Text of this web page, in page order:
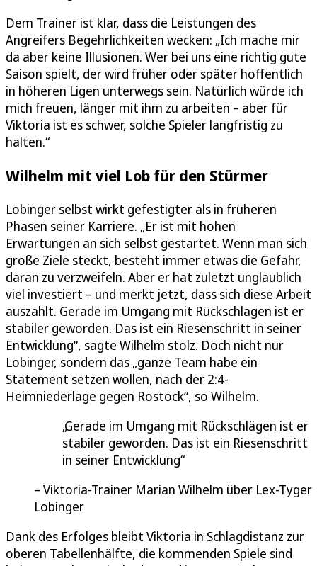
Dem Trainer ist klar, dass die Leistungen des
Angreifers Begehrlichkeiten wecken: „Ich mache mir
da aber keine Illusionen. Wer bei uns eine richtig gute
Saison spielt, der wird früher oder später hoffentlich
in höheren Ligen unterwegs sein. Natürlich würde ich
mich freuen, länger mit ihm zu arbeiten – aber für
Viktoria ist es schwer, solche Spieler langfristig zu
halten.“
Wilhelm mit viel Lob für den Stürmer
Lobinger selbst wirkt gefestigter als in früheren
Phasen seiner Karriere. „Er ist mit hohen
Erwartungen an sich selbst gestartet. Wenn man sich
große Ziele steckt, besteht immer etwas die Gefahr,
daran zu verzweifeln. Aber er hat zuletzt unglaublich
viel investiert – und merkt jetzt, dass sich diese Arbeit
auszahlt. Gerade im Umgang mit Rückschlägen ist er
stabiler geworden. Das ist ein Riesenschritt in seiner
Entwicklung“, sagte Wilhelm stolz. Doch nicht nur
Lobinger, sondern das „ganze Team habe ein
Statement setzen wollen, nach der 2:4-
Heimniederlage gegen Rostock“, so Wilhelm.
Gerade im Umgang mit Rückschlägen ist er
stabiler geworden. Das ist ein Riesenschritt
in seiner Entwicklung
Viktoria-Trainer Marian Wilhelm über Lex-Tyger
Lobinger
Dank des Erfolges bleibt Viktoria in Schlagdistanz zur
oberen Tabellenhälfte, die kommenden Spiele sind